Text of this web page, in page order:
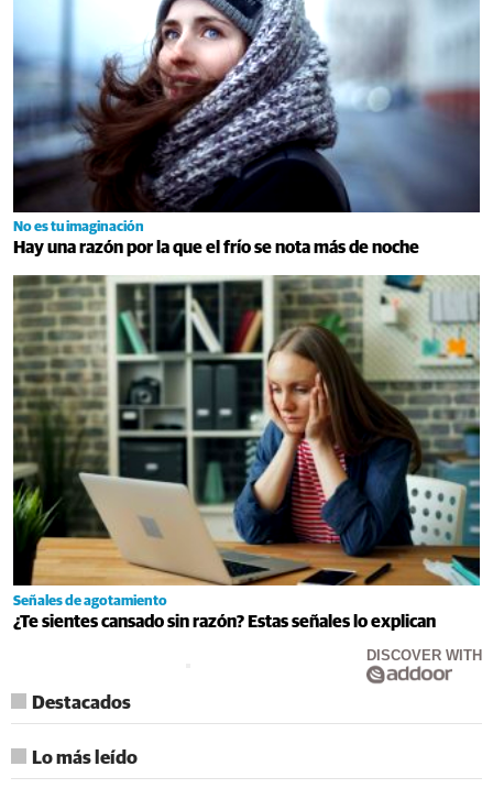
No es tu imaginación
Hay una razón por la que el frío se nota más de noche
Señales de agotamiento
¿Te sientes cansado sin razón? Estas señales lo explican
DISCOVER WITH
Destacados
Lo más leído